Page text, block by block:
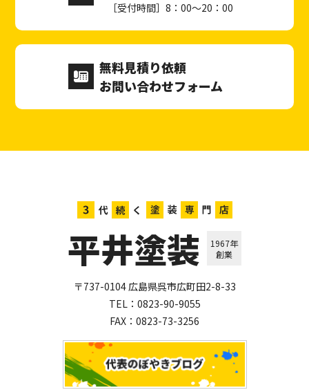
［受付時間］8：00～20：00
無料見積り依頼
お問い合わせフォーム
平井塗装
1967年
創業
〒737-0104 広島県呉市広町田2-8-33
TEL： 0823-90-9055
FAX：0823-73-3256